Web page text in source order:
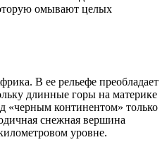
омывают целых
В ее рельефе преобладает
длинные горы на материке
«черным континентом» только
снежная вершина
уровне.